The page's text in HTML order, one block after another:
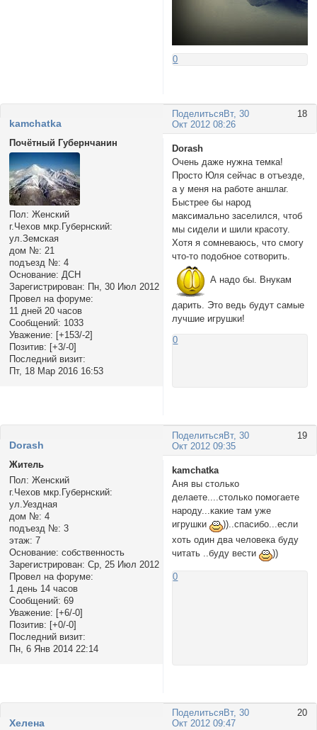
0
Поделиться 18
Вт, 30
Окт 2012 08:26
kamchatka
Почётный Губернчанин
Пол: Женский
г.Чехов мкр.Губернский:
ул.Земская
дом №: 21
подъезд №: 4
Основание: ДСН
Зарегистрирован: Пн, 30 Июл 2012
Провел на форуме:
11 дней 20 часов
Сообщений: 1033
Уважение: [+153/-2]
Позитив: [+3/-0]
Последний визит:
Пт, 18 Мар 2016 16:53
Dorash
Очень даже нужна темка!
Просто Юля сейчас в отъезде,
а у меня на работе аншлаг.
Быстрее бы народ
максимально заселился, чтоб
мы сидели и шили красоту.
Хотя я сомневаюсь, что смогу
что-то подобное сотворить.
А надо бы. Внукам
дарить. Это ведь будут самые
лучшие игрушки!
0
Поделиться 19
Вт, 30
Окт 2012 09:35
Dorash
Житель
Пол: Женский
г.Чехов мкр.Губернский:
ул.Уездная
дом №: 4
подъезд №: 3
этаж: 7
Основание: собственность
Зарегистрирован: Ср, 25 Июл 2012
Провел на форуме:
1 день 14 часов
Сообщений: 69
Уважение: [+6/-0]
Позитив: [+0/-0]
Последний визит:
Пн, 6 Янв 2014 22:14
kamchatka
Аня вы столько
делаете....столько помогаете
народу...какие там уже
игрушки
))..спасибо...если
хоть один два человека буду
читать ..буду вести
))
0
Поделиться 20
Вт, 30
Окт 2012 09:47
Хелена